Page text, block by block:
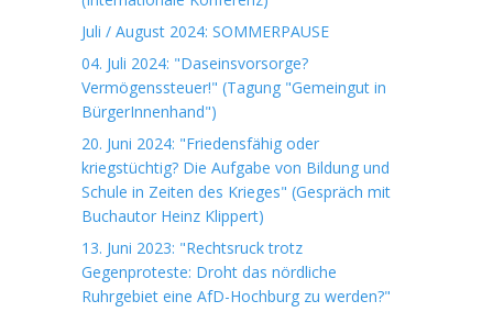
Juli / August 2024: SOMMERPAUSE
04. Juli 2024: "Daseinsvorsorge?
Vermögenssteuer!" (Tagung "Gemeingut in
BürgerInnenhand")
20. Juni 2024: "Friedensfähig oder
kriegstüchtig? Die Aufgabe von Bildung und
Schule in Zeiten des Krieges" (Gespräch mit
Buchautor Heinz Klippert)
13. Juni 2023: "Rechtsruck trotz
Gegenproteste: Droht das nördliche
Ruhrgebiet eine AfD-Hochburg zu werden?"